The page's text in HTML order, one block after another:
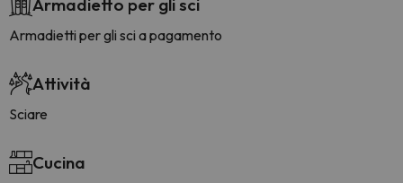
Armadietto per gli sci
Armadietti per gli sci a pagamento
Attività
Sciare
Cucina